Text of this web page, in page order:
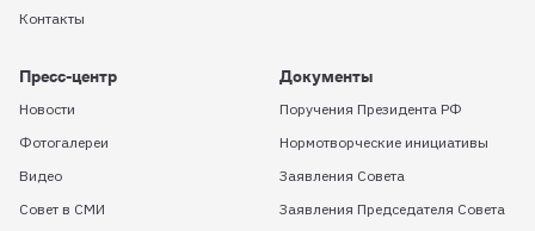
Контакты
Пресс-центр
Новости
Фотогалереи
Видео
Совет в СМИ
Документы
Поручения Президента РФ
Нормотворческие инициативы
Заявления Совета
Заявления Председателя Совета